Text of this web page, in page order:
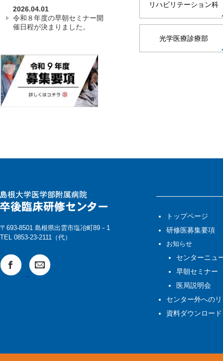
リハビリテーション科
光学医療診療部
2026.04.01
令和８年度の早朝セミナー開
催日程が決まりました。
〒693-8501 島根県出雲市塩冶町89－1
TEL 0853-23-2111（代）
トップページ
研修医募集要項
お知らせ
センターニュ
早朝セミナー
医局説明会
センター外への
資料ダウンロード